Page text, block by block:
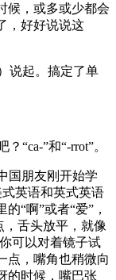
候，或多或少都会
，好好说说这
说起。搞定了单
“ca-”和“-rrot”。
国朋友刚开始学
英语和英式英语
“啊”或者“爱”，
，舌头放平，就像
可以对着镜子试
点，嘴角也稍微向
的时候，嘴巴张